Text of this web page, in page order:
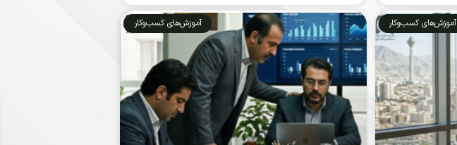
آموزش‌های کسب‌وکار آموزش‌های کسب‌وکار